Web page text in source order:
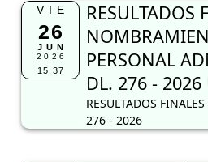
VIE
26
JUN
2026
15:37
RESULTADOS
PERSONAL
DL. 276 -
RESULTADOS
276 - 2026